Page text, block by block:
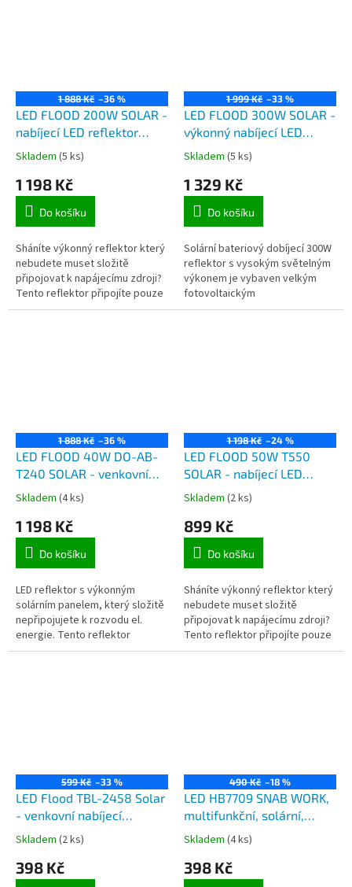
1 888 Kč –36 %
LED FLOOD 200W SOLAR -
nabíjecí LED reflektor
200W se solárním
panelem a dálkovým
ovladačem
Skladem (5 ks)
1 198 Kč
Do košíku
Sháníte výkonný reflektor který
nebudete muset složitě
připojovat k napájecímu zdroji?
Tento reflektor připojíte pouze
k solárnímu panelu, který je
1 999 Kč –33 %
LED FLOOD 300W SOLAR -
výkonný nabíjecí LED
reflektor 300W se
solárním panelem a
dálkovým ovladačem
Skladem (5 ks)
1 329 Kč
Do košíku
Solární bateriový dobíjecí 300W
reflektor s vysokým světelným
výkonem je vybaven velkým
fotovoltaickým
polykrystalickým panelem,
1 888 Kč –36 %
LED FLOOD 40W DO-AB-
T240 SOLAR - venkovní
dobíjecí LED reflektor
40W, výkonný solární
panel, PIR čidlo, dálkové
ovládání
Skladem (4 ks)
1 198 Kč
Do košíku
LED reflektor s výkonným
solárním panelem, který složitě
nepřipojujete k rozvodu el.
energie. Tento reflektor
připojíte pouze k solárnímu
1 198 Kč –24 %
LED FLOOD 50W T550
SOLAR - nabíjecí LED
reflektor 50W se solárním
panelem a dálkovým
ovladačem
Skladem (2 ks)
899 Kč
Do košíku
Sháníte výkonný reflektor který
nebudete muset složitě
připojovat k napájecímu zdroji?
Tento reflektor připojíte pouze
k solárnímu panelu, který je
599 Kč –33 %
LED Flood TBL-2458 Solar
- venkovní nabíjecí
bateriový LED reflektor se
solárním panelem a
pohybovým PIR čidlem
Skladem (2 ks)
398 Kč
490 Kč –18 %
LED HB7709 SNAB WORK,
multifunkční, solární,
výstražný, trojúhelníkový
dobíjecí reflektor se
stojánkem
Skladem (4 ks)
398 Kč